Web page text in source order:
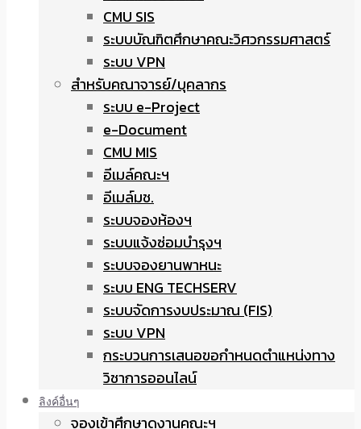
CMU SIS
ระบบบัณฑิตศึกษาคณะวิศวกรรมศาสตร์
ระบบ VPN
สำหรับคณาจารย์/บุคลากร
ระบบ e-Project
e-Document
CMU MIS
อีเมล์คณะฯ
อีเมล์มช.
ระบบจองห้องฯ
ระบบแจ้งซ่อมบำรุงฯ
ระบบจองยานพาหนะ
ระบบ ENG TECHSERV
ระบบจัดการงบประมาณ (FIS)
ระบบ VPN
กระบวนการเสนอขอกำหนดตำแหน่งทาง
วิชาการออนไลน์
ลิงค์อื่นๆ
จองเข้าศึกษาดูงานคณะฯ